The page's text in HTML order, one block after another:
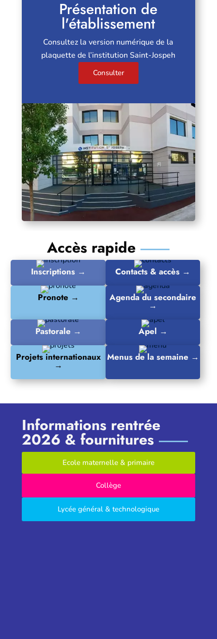
Présentation de
l'établissement
Consultez la version numérique de la
plaquette de l’institution Saint-Jospeh
Consulter
Accès rapide
Inscriptions → Contacts & accès →
Pronote → Agenda du secondaire
→
Pastorale → Apel →
Projets internationaux
→
Menus de la semaine →
Informations rentrée
2026 & fournitures
Ecole maternelle & primaire
Collège
Lycée général & technologique